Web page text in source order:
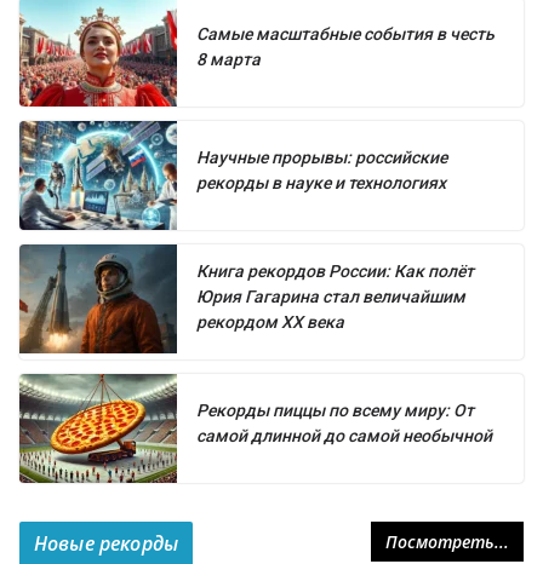
Самые масштабные события в честь
8 марта
Научные прорывы: российские
рекорды в науке и технологиях
Книга рекордов России: Как полёт
Юрия Гагарина стал величайшим
рекордом XX века
Рекорды пиццы по всему миру: От
самой длинной до самой необычной
Новые рекорды Посмотреть...